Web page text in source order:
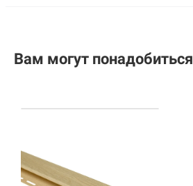
Вам могут понадобиться